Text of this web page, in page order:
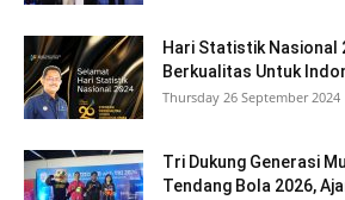
Hari Statistik Nasional
Berkualitas Untuk
Thursday 26 September
Tri Dukung Generasi
Tendang Bola 2026,